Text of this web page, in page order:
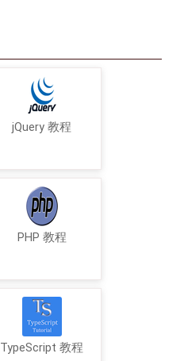
jQuery 教程
PHP 教程
TypeScript 教程